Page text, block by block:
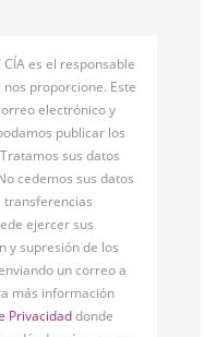
CÍA es el responsable
proporcione. Este
electrónico y
publicar los
sus datos
cedemos sus datos
transferencias
ejercer sus
y supresión de los
un correo a
más información
Privacidaddonde